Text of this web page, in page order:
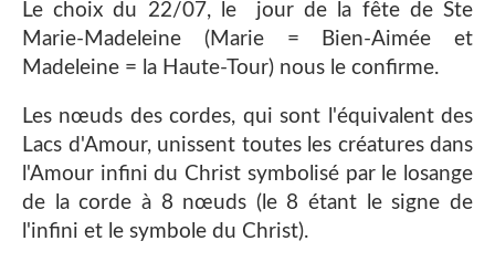
Le choix du 22/07, le jour de la fête de Ste
Marie-Madeleine (Marie = Bien-Aimée et
Madeleine = la Haute-Tour) nous le confirme.
Les nœuds des cordes, qui sont l'équivalent des
Lacs d'Amour, unissent toutes les créatures dans
l'Amour infini du Christ symbolisé par le losange
de la corde à 8 nœuds (le 8 étant le signe de
l'infini et le symbole du Christ).